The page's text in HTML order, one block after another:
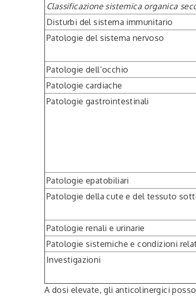
Classificazione sistemica organica
Disturbi del sistema immunitario
Patologie del sistema nervoso
Patologie dell’occhio
Patologie cardiache
Patologie gastrointestinali
Patologie epatobiliari
Patologie della cute e del tessuto
Patologie renali e urinarie
Patologie sistemiche e condizioni
Investigazioni
A dosi elevate, gli anticolinergici